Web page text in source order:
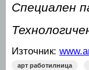
Специален
Източник:
арт работилница